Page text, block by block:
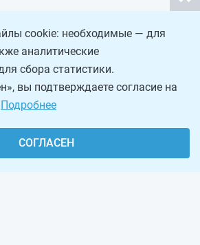
cookie: необходимые — для
аналитические
сбора статистики.
вы подтверждаете согласие на
Подробнее
СОГЛАСЕН